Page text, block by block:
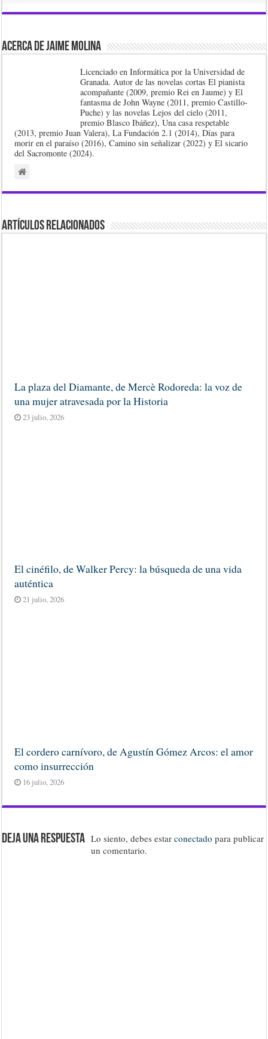
Acerca de Jaime Molina
Licenciado en Informática por la Universidad de
Granada. Autor de las novelas cortas El pianista
acompañante (2009, premio Rei en Jaume) y El
fantasma de John Wayne (2011, premio Castillo-
Puche) y las novelas Lejos del cielo (2011,
premio Blasco Ibáñez), Una casa respetable
(2013, premio Juan Valera), La Fundación 2.1 (2014), Días para
morir en el paraíso (2016), Camino sin señalizar (2022) y El sicario
del Sacromonte (2024).
Artículos Relacionados
La plaza del Diamante, de Mercè Rodoreda: la voz de
una mujer atravesada por la Historia
23 julio, 2026
El cinéfilo, de Walker Percy: la búsqueda de una vida
auténtica
21 julio, 2026
El cordero carnívoro, de Agustín Gómez Arcos: el amor
como insurrección
16 julio, 2026
Deja una respuesta Lo siento, debes estarconectado para publicar
un comentario.